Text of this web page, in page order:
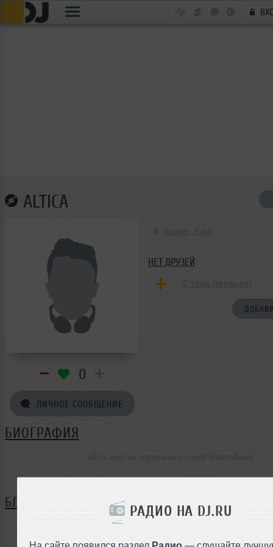
РАДИО НА DJ.RU
На сайте появился раздел Радио — слушайте
ALTICA
0
ЛИЧНОЕ СООБЩЕНИЕ
НЕТ ДРУЗЕЙ
БИОГРАФИЯ
БЛОГ